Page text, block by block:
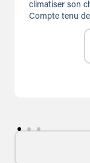
climatiser son
Compte tenu